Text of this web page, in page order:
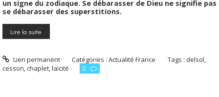
un signe du zodiaque. Se débarasser de Dieu ne signifie pas
se débarasser des superstitions.
Lire la suite
Lien permanent Catégories :Actualité France Tags : delsol,
cesson,chaplet,laïcité 0